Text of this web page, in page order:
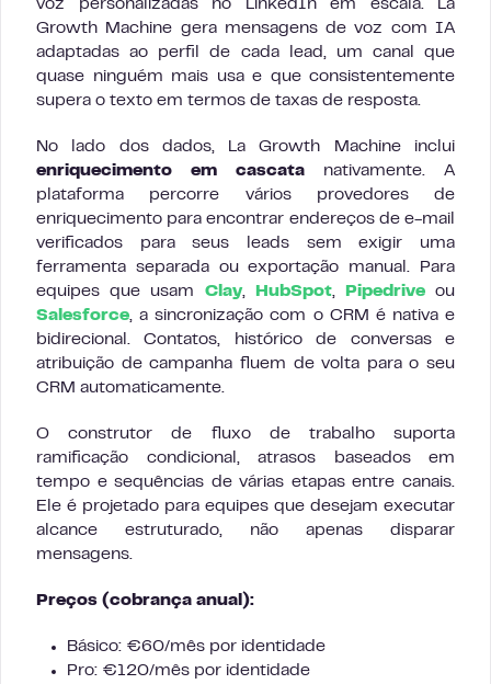
voz personalizadas no LinkedIn em escala. La
Growth Machine gera mensagens de voz com IA
adaptadas ao perfil de cada lead, um canal que
quase ninguém mais usa e que consistentemente
supera o texto em termos de taxas de resposta.
No lado dos dados, La Growth Machine inclui
enriquecimento em cascata nativamente. A
plataforma percorre vários provedores de
enriquecimento para encontrar endereços de e-mail
verificados para seus leads sem exigir uma
ferramenta separada ou exportação manual. Para
equipes que usam Clay, HubSpot, Pipedriveou
Salesforce , a sincronização com o CRM é nativa e
bidirecional. Contatos, histórico de conversas e
atribuição de campanha fluem de volta para o seu
CRM automaticamente.
O construtor de fluxo de trabalho suporta
ramificação condicional, atrasos baseados em
tempo e sequências de várias etapas entre canais.
Ele é projetado para equipes que desejam executar
alcance estruturado, não apenas disparar
mensagens.
Preços (cobrança anual):
Básico: €60/mês por identidade
Pro: €120/mês por identidade